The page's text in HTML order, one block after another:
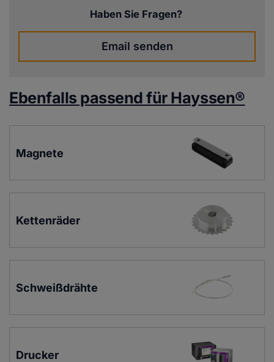
Haben Sie Fragen?
Email senden
Ebenfalls passend für Hayssen®
Magnete
Kettenräder
Schweißdrähte
Drucker